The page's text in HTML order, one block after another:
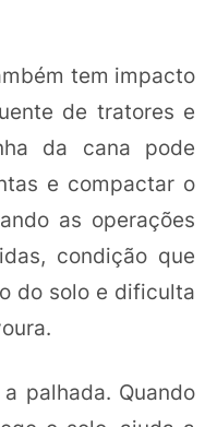
tem impacto
de tratores e
da cana pode
e compactar o
as operações
condição que
do solo e dificulta
palhada. Quando